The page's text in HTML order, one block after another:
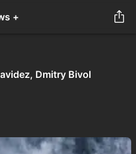
+
Dmitry Bivol